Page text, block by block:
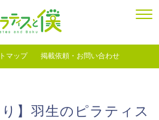
マップ 掲載依頼・お問い合わせ
り】羽生のピラティス